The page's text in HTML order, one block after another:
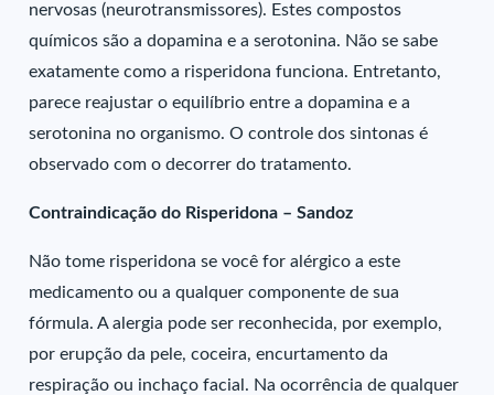
nervosas (neurotransmissores). Estes compostos
químicos são a dopamina e a serotonina. Não se sabe
exatamente como a risperidona funciona. Entretanto,
parece reajustar o equilíbrio entre a dopamina e a
serotonina no organismo. O controle dos sintonas é
observado com o decorrer do tratamento.
Contraindicação do Risperidona – Sandoz
Não tome risperidona se você for alérgico a este
medicamento ou a qualquer componente de sua
fórmula. A alergia pode ser reconhecida, por exemplo,
por erupção da pele, coceira, encurtamento da
respiração ou inchaço facial. Na ocorrência de qualquer